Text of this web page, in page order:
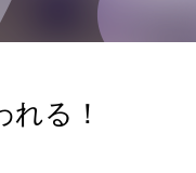
る！